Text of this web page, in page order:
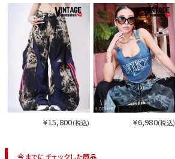
¥15,800(税込) ¥6,980(税込)
今までにチェックした商品